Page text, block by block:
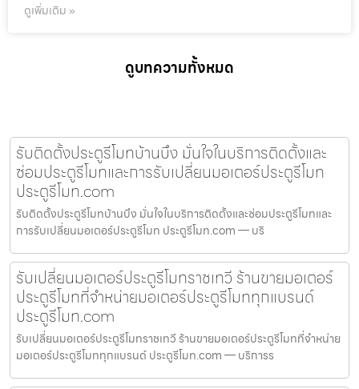
ดูเพิ่มเติม »
ดูบทความทั้งหมด
รับติดตั้งประตูรีโมทบ้านบึง มั่นใจในบริการติดตั้งและ
ซ่อมประตูรีโมทและการรับเปลี่ยนมอเตอร์ประตูรีโมท
ประตูรีโมท.com
รับติดตั้งประตูรีโมทบ้านบึง มั่นใจในบริการติดตั้งและซ่อมประตูรีโมทและ
การรับเปลี่ยนมอเตอร์ประตูรีโมท ประตูรีโมท.com — บริ
รับเปลี่ยนมอเตอร์ประตูรีโมทราชเทวี ร้านขายมอเตอร์
ประตูรีโมทที่จำหน่ายมอเตอร์ประตูรีโมททุกแบรนด์
ประตูรีโมท.com
รับเปลี่ยนมอเตอร์ประตูรีโมทราชเทวี ร้านขายมอเตอร์ประตูรีโมทที่จำหน่าย
มอเตอร์ประตูรีโมททุกแบรนด์ ประตูรีโมท.com — บริการร